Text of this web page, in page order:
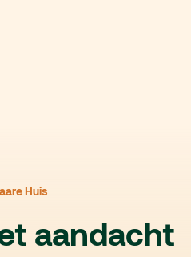
Huis
aandacht